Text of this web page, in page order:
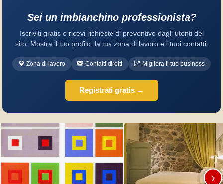
Sei un imbianchino professionista?
Iscriviti gratis e ricevi richieste di preventivo dagli utenti del
sito. Mostra il tuo profilo, la tua zona di lavoro e i tuoi contatti.
Zona di lavoro Contatti diretti Migliora il tuo business
Registrati gratis →
›